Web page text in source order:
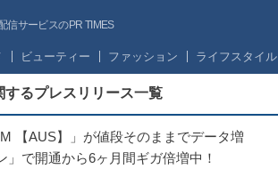
信サービスのPR TIMES
ビューティー ファッション ライフスタイル
するプレスリリース一覧
【AUS】」が値段そのままでデータ増
で開通から6ヶ月間ギガ倍増中！